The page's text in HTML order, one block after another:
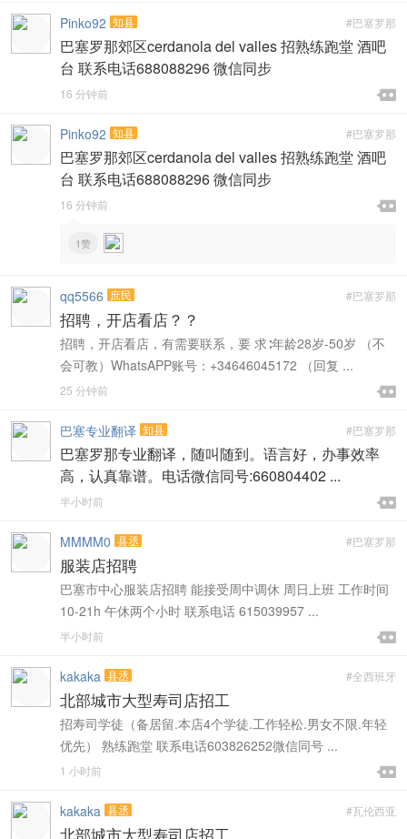
#巴塞罗那
Pinko92 知县
巴塞罗那郊区cerdanola del valles 招熟练跑堂 酒吧
台 联系电话688088296 微信同步

16 分钟前 
#巴塞罗那
Pinko92 知县
巴塞罗那郊区cerdanola del valles 招熟练跑堂 酒吧
台 联系电话688088296 微信同步

16 分钟前 
1赞
#巴塞罗那
qq5566 庶民
招聘，开店看店？？
招聘，开店看店，有需要联系，要 求∶年龄28岁-50岁 （不
会可教）WhatsAPP账号：+34646045172 （回复 ...

25 分钟前 
#巴塞罗那
巴塞专业翻译 知县
巴塞罗那专业翻译，随叫随到。语言好，办事效率
高，认真靠谱。电话微信同号:660804402 ...

半小时前 
#巴塞罗那
MMMM0 县丞
服装店招聘
巴塞市中心服装店招聘 能接受周中调休 周日上班 工作时间
10-21h 午休两个小时 联系电话 615039957 ...

半小时前 
#全西班牙
kakaka 县丞
北部城市大型寿司店招工
招寿司学徒（备居留.本店4个学徒.工作轻松.男女不限.年轻
优先） 熟练跑堂 联系电话603826252微信同号 ...

1 小时前 
#瓦伦西亚
kakaka 县丞
北部城市大型寿司店招工